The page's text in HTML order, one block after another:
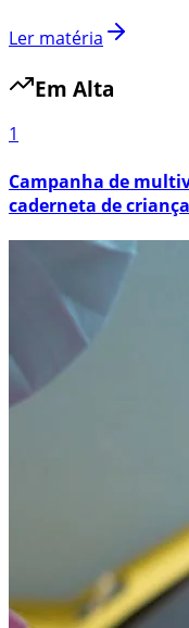
Ler matéria
Em Alta
1
Campanha de
caderneta de